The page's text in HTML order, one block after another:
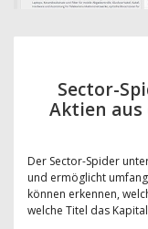
Sector-
Aktien
Der Sector-Spider
und ermöglicht
können erkennen,
welche Titel das